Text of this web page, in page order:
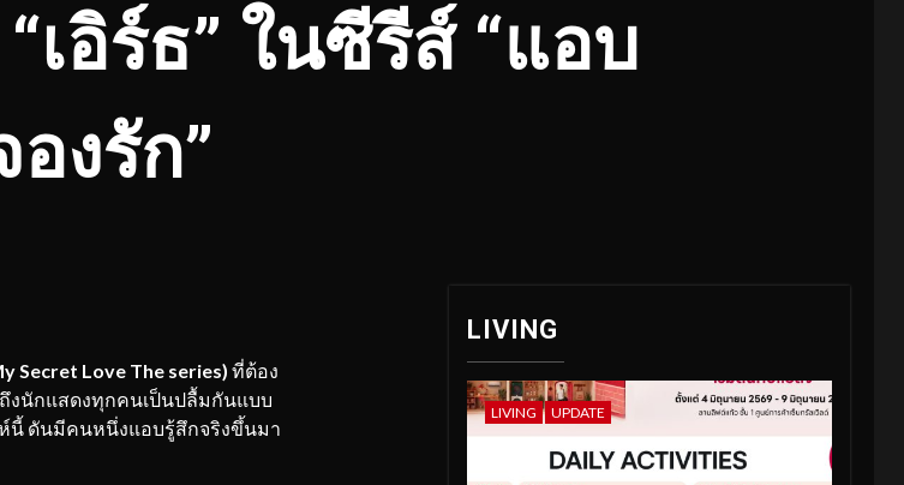
เอิร์ธ” ในซีรีส์ “แอบ
องรัก”
Secret Love The series) ที่ต้อง
งนักแสดงทุกคนเป็นปลื้มกันแบบ
นี้ ดันมีคนหนึ่งแอบรู้สึกจริงขึ้นมา
LIVING
LIVING UPDATE